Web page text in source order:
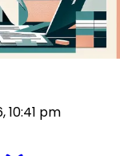
10:41 pm